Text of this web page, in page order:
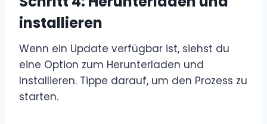
installieren
Wenn ein Update verfügbar ist, siehst du
eine Option zum Herunterladen und
Installieren. Tippe darauf, um den Prozess zu
starten.